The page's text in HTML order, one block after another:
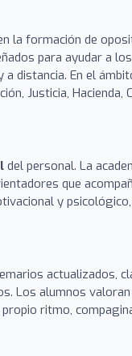
la formación de
para ayudar a
distancia. En el
Justicia, Hacienda,
del personal. La
que
y
actualizados,
Los alumnos
ritmo,